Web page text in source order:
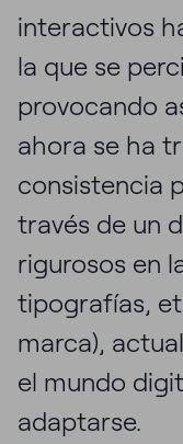
interactivos
la que se
provocando
ahora se ha
consistencia
través de un
rigurosos en
tipografías,
marca),
el mundo
adaptarse.